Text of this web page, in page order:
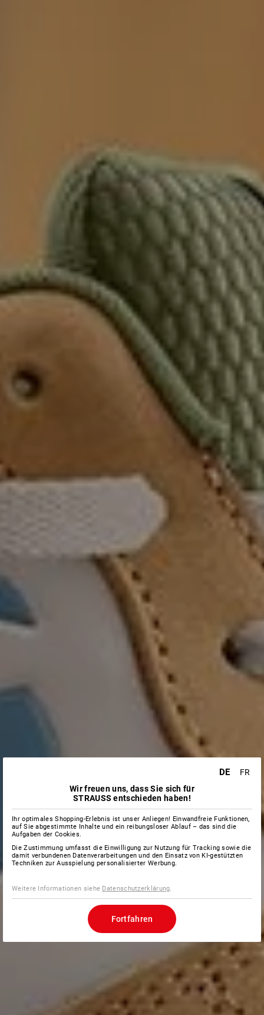
DE
FR
Wir freuen uns, dass Sie sich für
STRAUSS entschieden haben!
Ihr optimales Shopping-Erlebnis ist unser Anliegen! Einwandfreie Funktionen,
auf Sie abgestimmte Inhalte und ein reibungsloser Ablauf – das sind die
Aufgaben der Cookies.
Die Zustimmung umfasst die Einwilligung zur Nutzung für Tracking sowie die
damit verbundenen Datenverarbeitungen und den Einsatz von KI-gestützten
Techniken zur Ausspielung personalisierter Werbung.
Weitere Informationen siehe Datenschutzerklärung
Fortfahren